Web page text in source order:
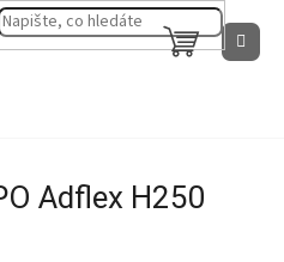
NÁKUPNÍ
KOŠÍK
Adflex H250